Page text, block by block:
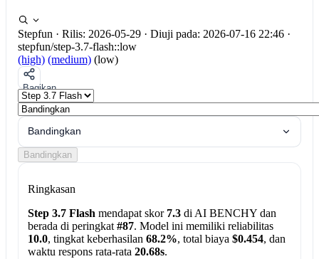
Stepfun · Rilis: 2026-05-29 · Diuji pada: 2026-07-16 22:46 ·
stepfun/step-3.7-flash::low
(high) (medium) (low)
Bagikan
Bandingkan
Bandingkan
Ringkasan
Step 3.7 Flash mendapat skor 7.3di AI BENCHY dan
berada di peringkat #87. Model ini memiliki reliabilitas
10.0, tingkat keberhasilan 68.2%, total biaya $0.454, dan
waktu respons rata-rata 20.68s.